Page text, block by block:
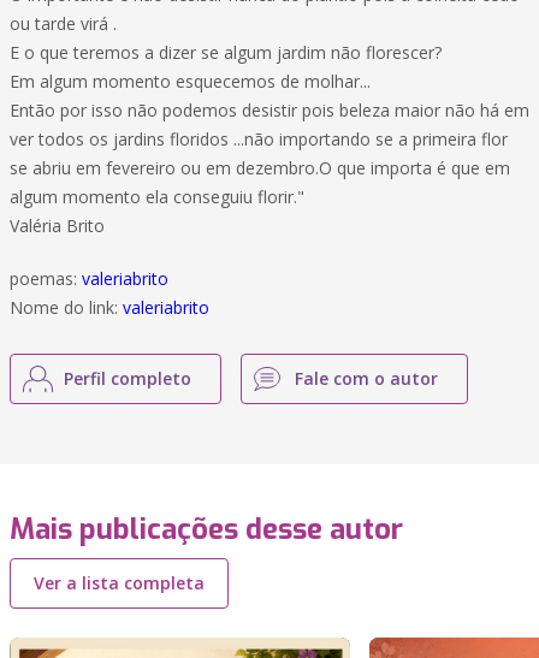
ou tarde virá .
E o que teremos a dizer se algum jardim não florescer?
Em algum momento esquecemos de molhar...
Então por isso não podemos desistir pois beleza maior não há em
ver todos os jardins floridos ...não importando se a primeira flor
se abriu em fevereiro ou em dezembro.O que importa é que em
algum momento ela conseguiu florir."
Valéria Brito
poemas: valeriabrito
Nome do link: valeriabrito
Perfil completo Fale com o autor
Mais publicações desse autor
Ver a lista completa